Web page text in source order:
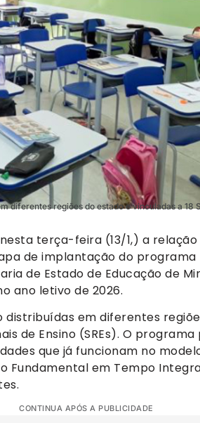
diferentes regiões do estado e vinculadas a 18
terça-feira (13/1,) a
de implantação do programa
de Estado de Educação de
ano letivo de 2026.
distribuídas em diferentes
de Ensino (SREs). O
que já funcionam no
Fundamental em Tempo
CONTINUA APÓS A PUBLICIDADE